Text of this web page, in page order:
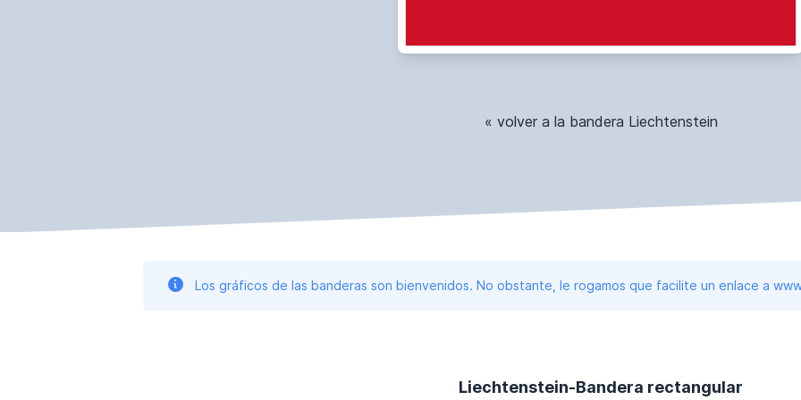
« volver a la bandera Liechtenstein
Los gráficos de las banderas son bienvenidos. No obstante, le rogamos que facilite un enlace a
Liechtenstein-Bandera rectangular